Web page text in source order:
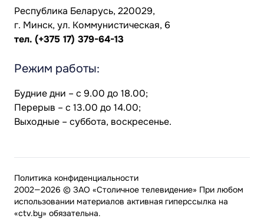
Республика Беларусь, 220029,
г. Минск, ул. Коммунистическая, 6
тел. (+375 17) 379-64-13
Режим работы:
Будние дни – с 9.00 до 18.00;
Перерыв – с 13.00 до 14.00;
Выходные – суббота, воскресенье.
2002—2026 © ЗАО «Столичное телевидение» При любом
использовании материалов активная гиперссылка на
«ctv.by» обязательна.
Политика конфиденциальности